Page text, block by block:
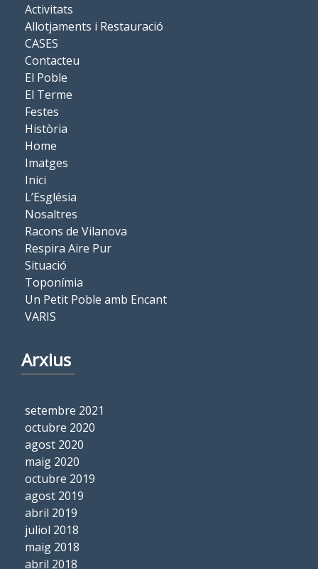
Activitats
Allotjaments i Restauració
CASES
Contacteu
El Poble
El Terme
Festes
Història
Home
Imatges
Inici
L’Església
Nosaltres
Racons de Vilanova
Respira Aire Pur
Situació
Toponímia
Un Petit Poble amb Encant
VARIS
Arxius
setembre 2021
octubre 2020
agost 2020
maig 2020
octubre 2019
agost 2019
abril 2019
juliol 2018
maig 2018
abril 2018